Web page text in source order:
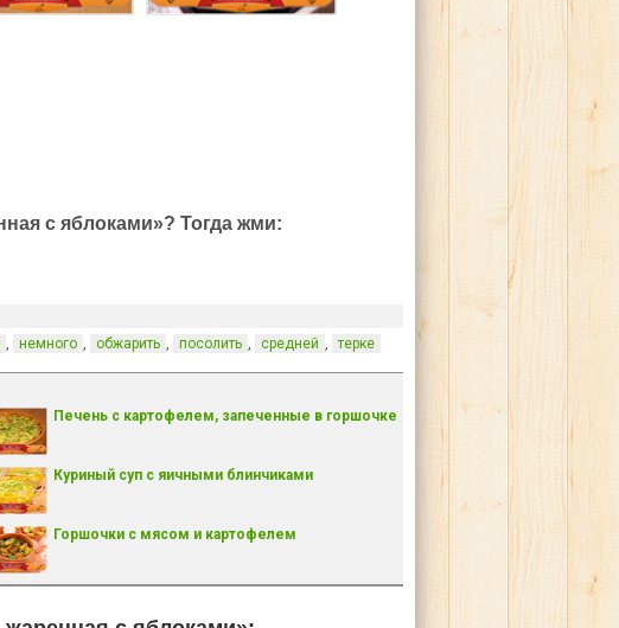
с яблоками»? Тогда жми:
, немного , обжарить , посолить , средней , терке
Печень с картофелем, запеченные в горшочке
Куриный суп с яичными блинчиками
Горшочки с мясом и картофелем